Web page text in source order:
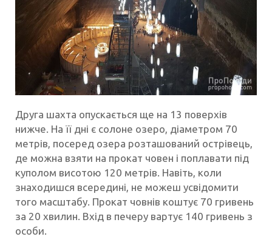
Друга шахта опускається ще на 13 поверхів
нижче. На її дні є солоне озеро, діаметром 70
метрів, посеред озера розташований острівець,
де можна взяти на прокат човен і поплавати під
куполом висотою 120 метрів. Навіть, коли
знаходишся всередині, не можеш усвідомити
того масштабу. Прокат човнів коштує 70 гривень
за 20 хвилин. Вхід в печеру вартує 140 гривень з
особи.